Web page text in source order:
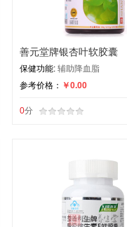
善元堂牌银杏叶软胶囊
保健功能: 辅助降血脂
参考价格： ￥0.00
0分